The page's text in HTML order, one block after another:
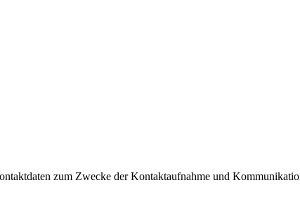
zum Zwecke der Kontaktaufnahme und